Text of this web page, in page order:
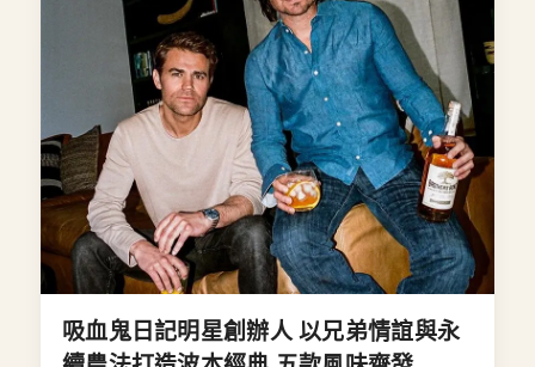
吸血鬼日記明星創辦人 以兄弟情誼與永